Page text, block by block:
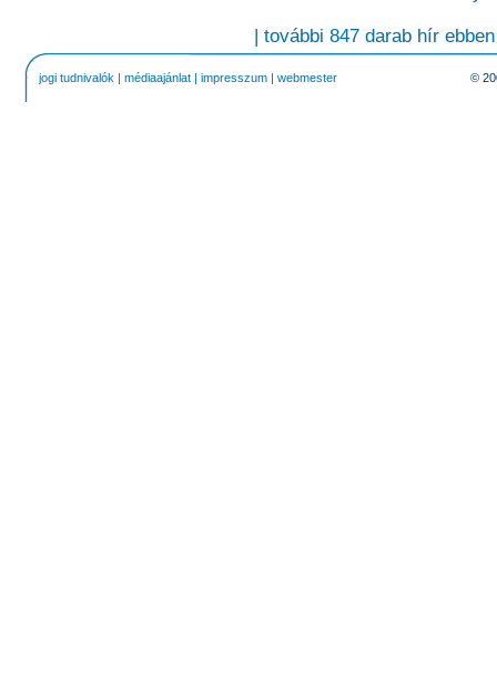
| további 847 darab hír
jogi tudnivalók | médiaajánlat | impresszum | webmester ©